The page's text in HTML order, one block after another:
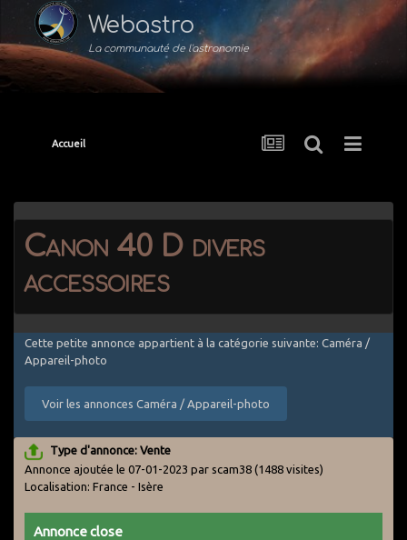
Webastro
La communauté de l'astronomie
Accueil
Canon 40 D divers
accessoires
Cette petite annonce appartient à la catégorie suivante: Caméra /
Appareil-photo
Voir les annonces Caméra / Appareil-photo
Type d'annonce: Vente
Annonce ajoutée le 07-01-2023 par scam38 (1488 visites)
Localisation: France - Isère
Annonce close